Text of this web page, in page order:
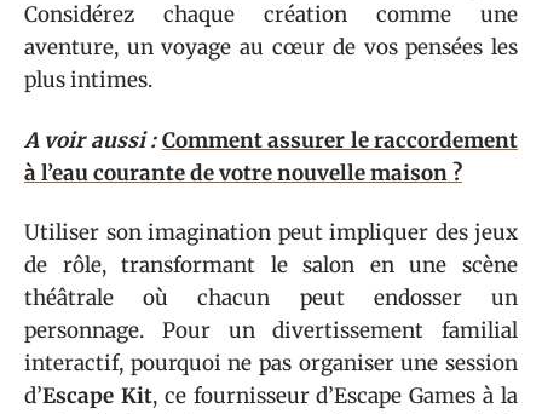
Considérez chaque création comme une
aventure, un voyage au cœur de vos pensées les
plus intimes.
A voir aussi : Comment assurer le raccordement
à l’eau courante de votre nouvelle maison ?
Utiliser son imagination peut impliquer des jeux
de rôle, transformant le salon en une scène
théâtrale où chacun peut endosser un
personnage. Pour un divertissement familial
interactif, pourquoi ne pas organiser une session
d’Escape Kit, ce fournisseur d’Escape Games à la